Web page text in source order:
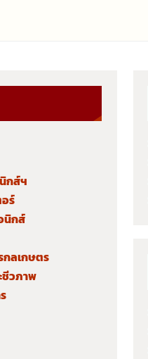
กส์ฯ
ร์
นิกส์
กลเกษตร
ชีวภาพ